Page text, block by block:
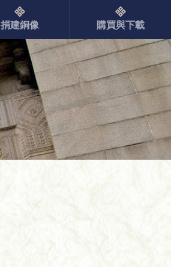
捐建銅像 購買與下載